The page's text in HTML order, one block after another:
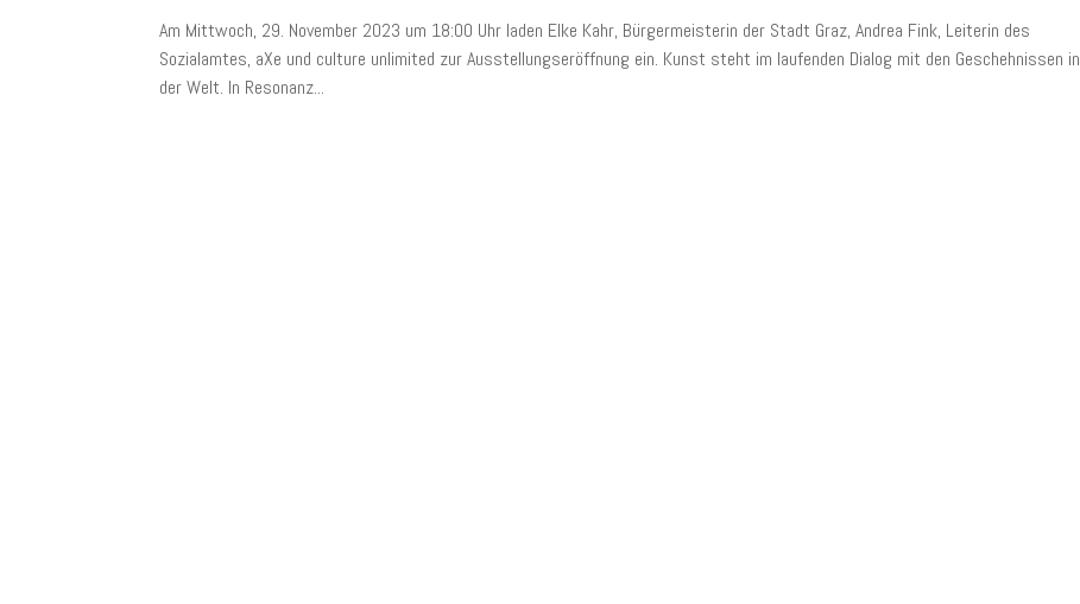
Am Mittwoch, 29. November 2023 um 18:00 Uhr laden Elke Kahr, Bürgermeisterin der Stadt Graz, Andrea Fink, Leiterin des
Sozialamtes, aXe und culture unlimited zur Ausstellungseröffnung ein. Kunst steht im laufenden Dialog mit den Geschehnissen in
der Welt. In Resonanz...